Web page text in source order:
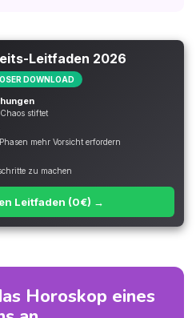
Leitfaden 2026
DOWNLOAD
stiftet
mehr Vorsicht erfordern
zu machen
Leitfaden (0€) →
Horoskop eines